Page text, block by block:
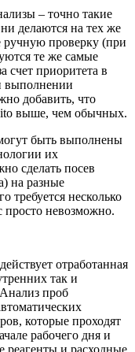
– точно такие
делаются на тех же
ручную проверку (при
те же самые
счет приоритета в
выполнении
добавить, что
выше, чем обычных.
быть выполнены
их
сделать посев
на разные
требуется несколько
просто невозможно.
отработанная
так и
проб
которые проходят
рабочего дня и